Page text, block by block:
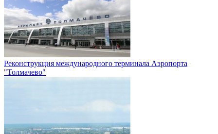
Реконструкция международного терминала Аэропорта
"Толмачево"